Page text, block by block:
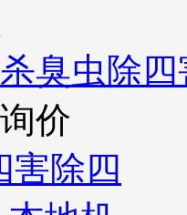
臭虫除
价